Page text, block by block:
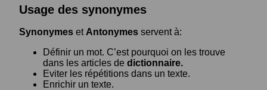
Usage des synonymes
Synonymes et Antonymes servent à:
Définir un mot. C’est pourquoi on les trouve
dans les articles de dictionnaire.
Eviter les répétitions dans un texte.
Enrichir un texte.